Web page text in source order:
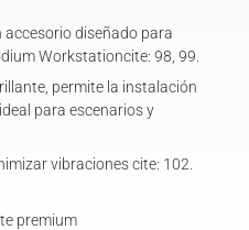
accesorio diseñado para
Workstationcite: 98, 99.
permite la instalación
para escenarios y
vibraciones cite: 102.
premium